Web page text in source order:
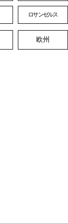
ロサンゼルス
欧州